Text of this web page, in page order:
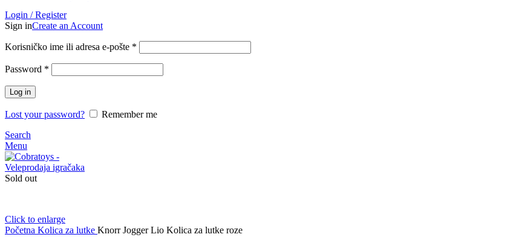
Login / Register
Sign inCreate an Account
Korisničko ime ili adresa e-pošte *
Password *
Log in
Lost your password?
Remember me
Search
Menu
Sold out
Click to enlarge
Početna Kolica za lutke Knorr Jogger Lio Kolica za lutke roze